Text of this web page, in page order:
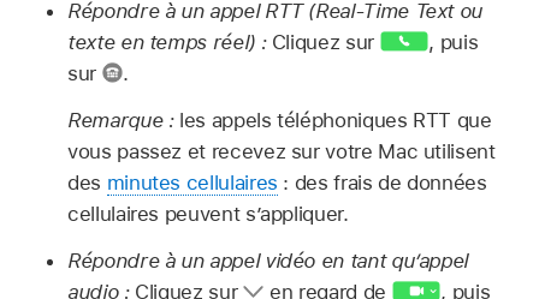
Répondre à un appel RTT (Real-Time Text ou
texte en temps réel) :Cliquez sur , puis
sur
.
Remarque : les appels téléphoniques RTT que
vous passez et recevez sur votre Mac utilisent
des minutes cellulaires : des frais de données
cellulaires peuvent s’appliquer.
Répondre à un appel vidéo en tant qu’appel
audio :Cliquez sur en regard de , puis